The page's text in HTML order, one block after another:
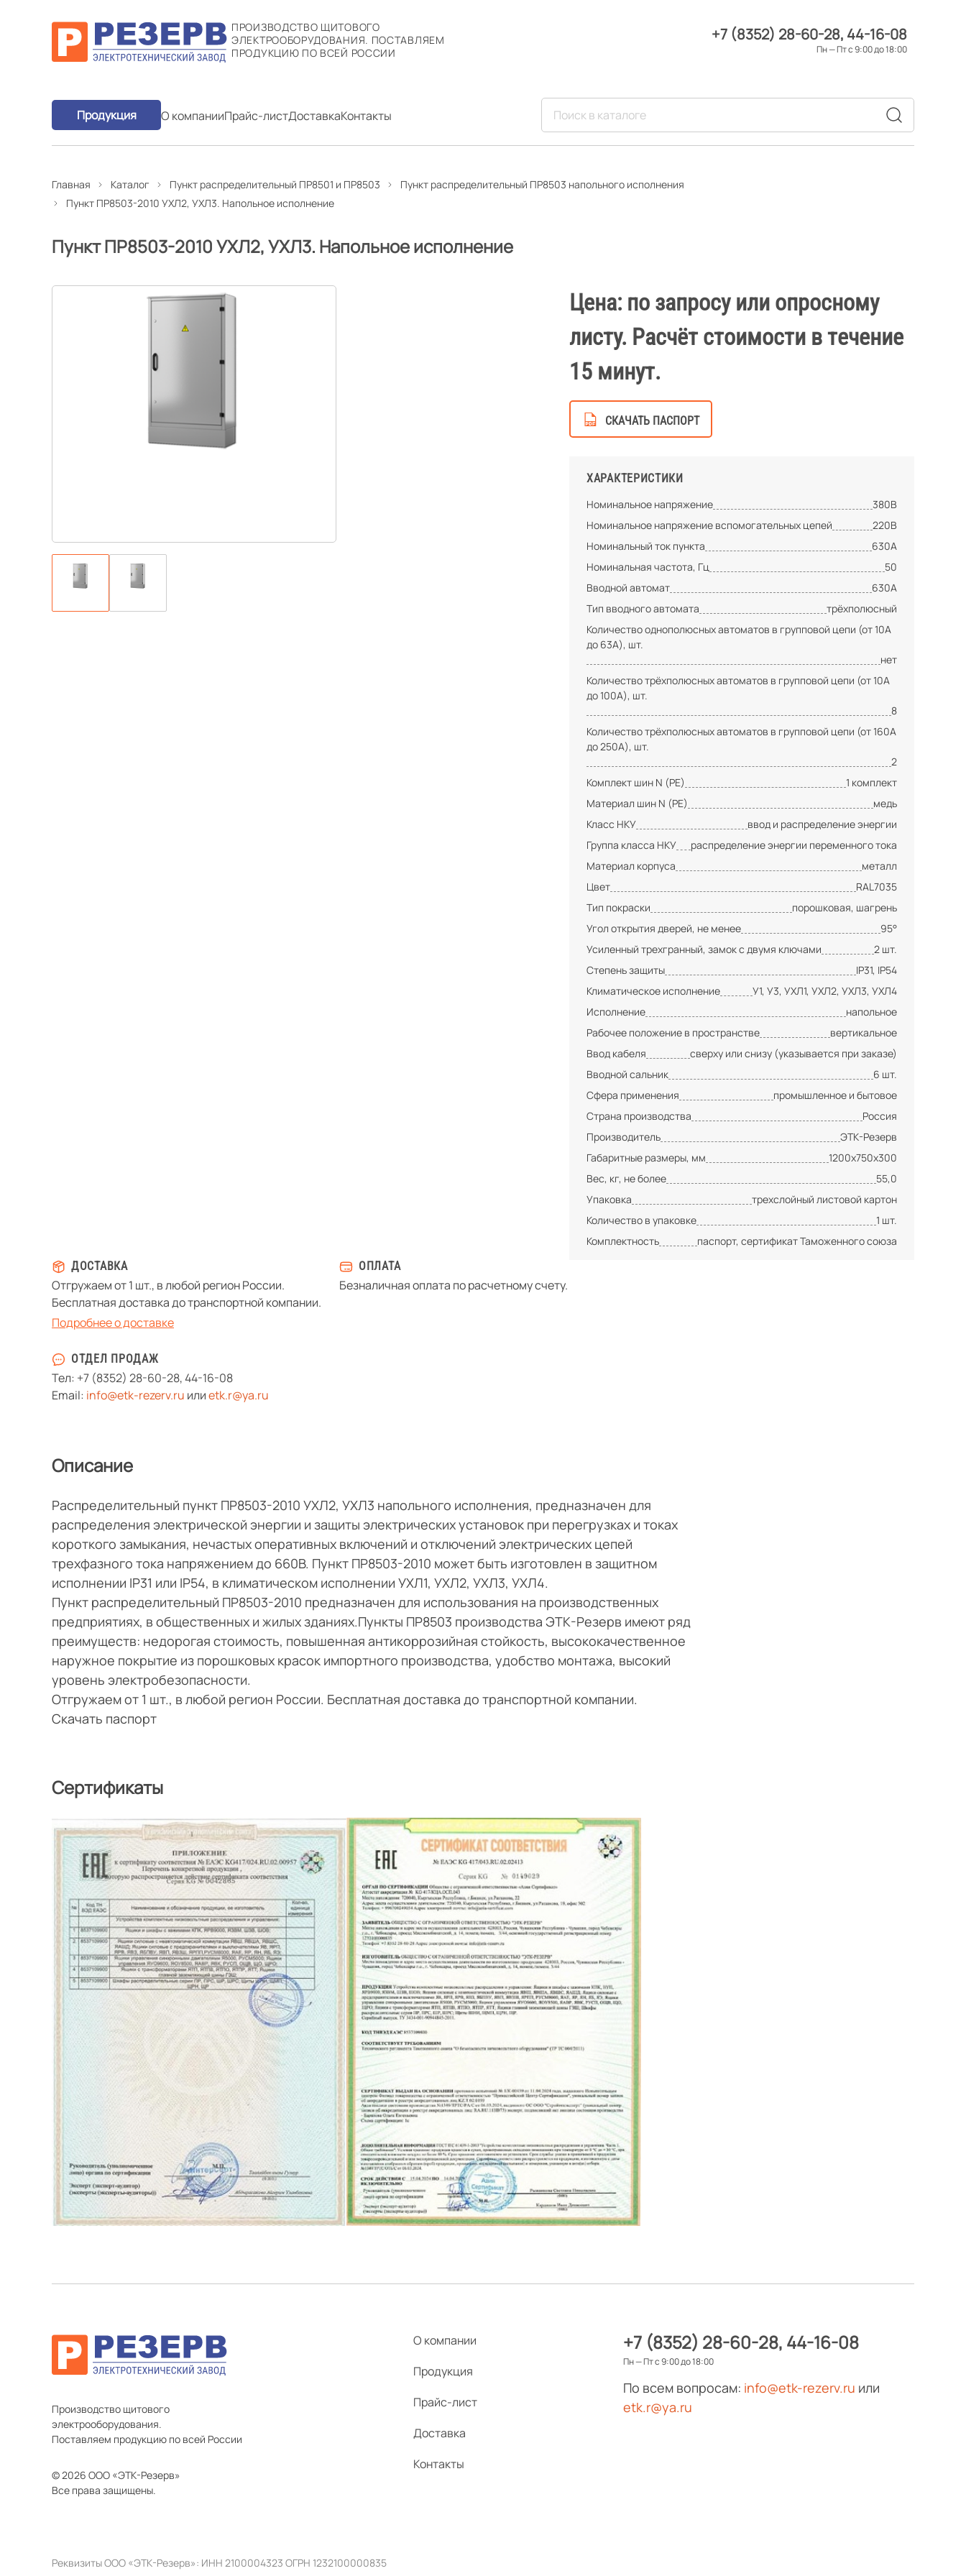
ПРОИЗВОДСТВО ЩИТОВОГО
ЭЛЕКТРООБОРУДОВАНИЯ. ПОСТАВЛЯЕМ
ПРОДУКЦИЮ ПО ВСЕЙ РОССИИ
+7 (8352) 28-60-28 44-16-08
Пн — Пт с 9:00 до 18:00
Продукция О компанииПрайс-листДоставкаКонтакты
Главная Каталог Пункт распределительный ПР8501 и ПР8503
Пункт распределительный ПР8503 напольного исполнения
Пункт ПР8503-2010 УХЛ2, УХЛ3. Напольное исполнение
Пункт ПР8503-2010 УХЛ2, УХЛ3. Напольное исполнение
Цена: по запросу или опросному
листу. Расчёт стоимости в течение
15 минут.
СКАЧАТЬ ПАСПОРТ
ХАРАКТЕРИСТИКИ
Номинальное напряжение
380В
Номинальное напряжение вспомогательных цепей
220В
Номинальный ток пункта
630А
Номинальная частота, Гц
50
Вводной автомат
630А
Тип вводного автомата
трёхполюсный
Количество однополюсных автоматов в групповой цепи (от 10А
до 63А), шт.
нет
Количество трёхполюсных автоматов в групповой цепи (от 10А
до 100А), шт.
8
Количество трёхполюсных автоматов в групповой цепи (от 160А
до 250А), шт.
2
Комплект шин N (PE)
1 комплект
Материал шин N (PE)
медь
Класс НКУ
ввод и распределение энергии
Группа класса НКУ
распределение энергии переменного тока
Материал корпуса
металл
Цвет
RAL7035
Тип покраски
порошковая, шагрень
Угол открытия дверей, не менее
95°
Усиленный трехгранный, замок с двумя ключами
2 шт.
Степень защиты
IP31, IP54
Климатическое исполнение
У1, У3, УХЛ1, УХЛ2, УХЛ3, УХЛ4
Исполнение
напольное
Рабочее положение в пространстве
вертикальное
Ввод кабеля
сверху или снизу (указывается при заказе)
Вводной сальник
6 шт.
Сфера применения
промышленное и бытовое
Страна производства
Россия
Производитель
ЭТК-Резерв
Габаритные размеры, мм
1200х750х300
Вес, кг, не более
55,0
Упаковка
трехслойный листовой картон
Количество в упаковке
1 шт.
Комплектность
паспорт, сертификат Таможенного союза
ДОСТАВКА
Отгружаем от 1 шт., в любой регион России.
Бесплатная доставка до транспортной компании.
Подробнее о доставке
ОПЛАТА
Безналичная оплата по расчетному счету.
ОТДЕЛ ПРОДАЖ
Тел: +7 (8352) 28-60-28,44-16-08
Email: info@etk-rezerv.ru илиetk.r@ya.ru
Описание
Распределительный пункт ПР8503-2010 УХЛ2, УХЛ3 напольного исполнения, предназначен для
распределения электрической энергии и защиты электрических установок при перегрузках и токах
короткого замыкания, нечастых оперативных включений и отключений электрических цепей
трехфазного тока напряжением до 660В. Пункт ПР8503-2010 может быть изготовлен в защитном
исполнении IP31 или IP54, в климатическом исполнении УХЛ1, УХЛ2, УХЛ3, УХЛ4.
Пункт распределительный ПР8503-2010 предназначен для использования на производственных
предприятиях, в общественных и жилых зданиях.Пункты ПР8503 производства ЭТК-Резерв имеют ряд
преимуществ: недорогая стоимость, повышенная антикоррозийная стойкость, высококачественное
наружное покрытие из порошковых красок импортного производства, удобство монтажа, высокий
уровень электробезопасности.
Отгружаем от 1 шт., в любой регион России. Бесплатная доставка до транспортной компании.
Скачать паспорт
Сертификаты
Производство щитового
электрооборудования.
Поставляем продукцию по всей России
© 2026 ООО «ЭТК-Резерв»
Все права защищены.
О компании
Продукция
Прайс-лист
Доставка
Контакты
+7 (8352) 28-60-28 44-16-08
Пн — Пт с 9:00 до 18:00
По всем вопросам: info@etk-rezerv.ru или
etk.r@ya.ru
Реквизиты ООО «ЭТК-Резерв»: ИНН 2100004323 ОГРН 1232100000835